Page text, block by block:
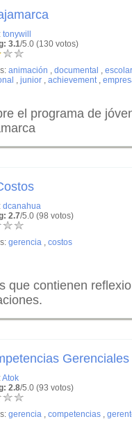
tonywill
3.1/5.0 (130 votos)
animación , documental ,
, junior , achievement,
el programa de
dcanahua
2.7/5.0 (98 votos)
gerencia , costos
que contienen
Gerenciales
Atok
2.8/5.0 (93 votos)
gerencia , competencias ,